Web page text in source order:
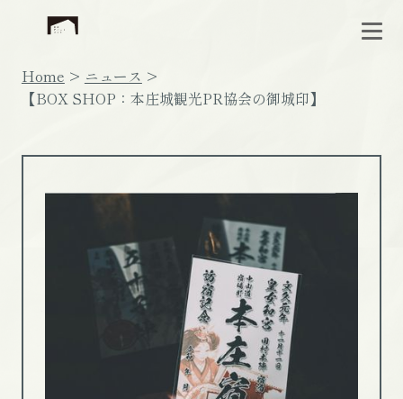
Home
ニュース
【BOX SHOP：本庄城観光PR協会の御城印】